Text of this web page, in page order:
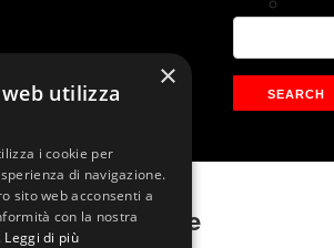
Evan – Abissale
×
utilizza
i cookie per
di navigazione.
sito web acconsenti a
con la nostra
Leggi di più